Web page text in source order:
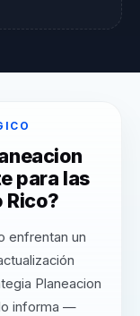
para las
Rico?
enfrentan un
Planeacion
informa —